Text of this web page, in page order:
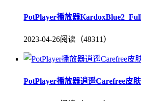
PotPlayer播放器
2023-04-26阅读（48311）
PotPlayer播放器逍遥Carefree皮